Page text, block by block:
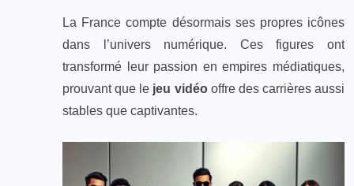
La France compte désormais ses propres icônes
dans l’univers numérique. Ces figures ont
transformé leur passion en empires médiatiques,
prouvant que le jeu vidéooffre des carrières aussi
stables que captivantes.